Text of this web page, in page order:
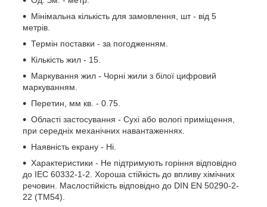
Мінімальна кількість для замовлення, шт - від 5
метрів.
Термін поставки - за погодженням.
Кількість жил - 15.
Маркування жил - Чорні жили з білої цифровий
маркуванням.
Перетин, мм кв. - 0.75.
Області застосування - Сухі або вологі приміщення,
при середніх механічних навантаженнях.
Наявність екрану - Ні.
Характеристики - Не підтримують горіння відповідно
до IEC 60332-1-2. Хороша стійкість до впливу хімічних
речовин. Маслостійкість відповідно до DIN EN 50290-2-
22 (TM54).